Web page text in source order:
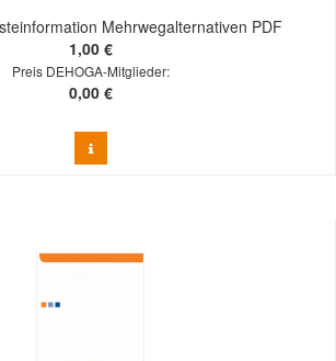
Mehrwegalternativen PDF
1,00 €
Preis DEHOGA-Mitglieder:
0,00 €